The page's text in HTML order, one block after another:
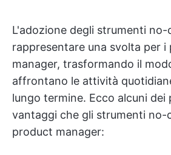
L'adozione degli strumenti no-
rappresentare una svolta per i
manager, trasformando il
affrontano le attività
lungo termine. Ecco alcuni dei
vantaggi che gli strumenti
product manager: